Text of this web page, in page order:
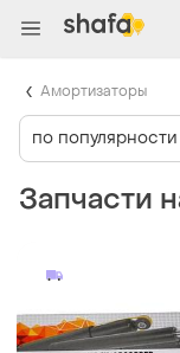
Запчасти
по популярности
Амортизаторы